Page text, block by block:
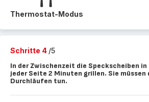
Thermostat-Modus
Schritte 4 /5
In der Zwischenzeit die Speckscheiben in
jeder Seite 2 Minuten grillen. Sie müssen
Durchläufen tun.